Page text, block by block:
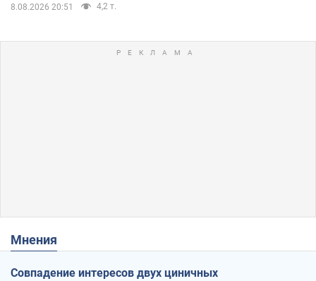
8.08.2026 20:51 4,2 т.
Мнения
Совпадение интересов двух циничных